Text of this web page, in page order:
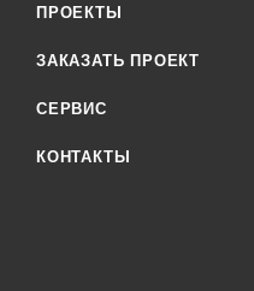
ПРОЕКТЫ
ЗАКАЗАТЬ ПРОЕКТ
СЕРВИС
КОНТАКТЫ